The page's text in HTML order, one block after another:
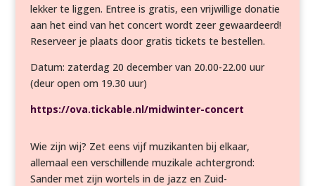
lekker te liggen. Entree is gratis, een vrijwillige donatie
aan het eind van het concert wordt zeer gewaardeerd!
Reserveer je plaats door gratis tickets te bestellen.
Datum: zaterdag 20 december van 20.00-22.00 uur
(deur open om 19.30 uur)
https://ova.tickable.nl/midwinter-concert
Wie zijn wij? Zet eens vijf muzikanten bij elkaar,
allemaal een verschillende muzikale achtergrond:
Sander met zijn wortels in de jazz en Zuid-